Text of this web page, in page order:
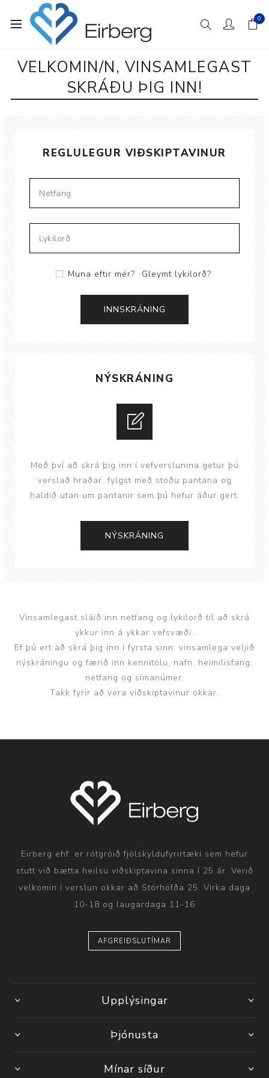
0
VELKOMIN/N, VINSAMLEGAST
SKRÁÐU ÞIG INN!
REGLULEGUR VIÐSKIPTAVINUR
Muna eftir mér? Gleymt lykilorð?
NÝSKRÁNING
Með því að skrá þig inn í vefverslunina getur þú
verslað hraðar, fylgst með stöðu pantana og
haldið utan um pantanir sem þú hefur áður gert.
Vinsamlegast sláið inn netfang og lykilorð til að skrá
ykkur inn á ykkar vefsvæði.
Ef þú ert að skrá þig inn í fyrsta sinn, vinsamlega veljið
nýskráningu og færið inn kennitölu, nafn, heimilisfang,
netfang og símanúmer.
Takk fyrir að vera viðskiptavinur okkar.
Eirberg ehf. er rótgróið fjölskyldufyrirtæki sem hefur
stutt við bætta heilsu viðskiptavina sinna í 25 ár. Verið
velkomin í verslun okkar að Stórhöfða 25. Virka daga
10-18 og laugardaga 11-16
AFGREIÐSLUTÍMAR
Upplýsingar
Þjónusta
Mínar síður